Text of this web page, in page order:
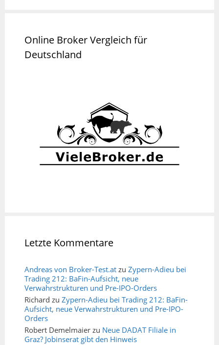
Online Broker Vergleich für
Deutschland
Letzte Kommentare
Andreas von Broker-Test.at zu Zypern-Adieu bei
Trading 212: BaFin-Aufsicht, neue
Verwahrstrukturen und Pre-IPO-Orders
Richard zu Zypern-Adieu bei Trading 212: BaFin-
Aufsicht, neue Verwahrstrukturen und Pre-IPO-
Orders
Robert Demelmaier zu Neue DADAT Filiale in
Graz? Jobinserat gibt den Hinweis